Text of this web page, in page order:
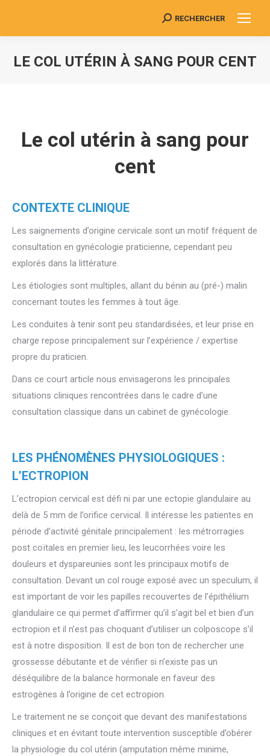
Search:
RECHERCHER
LE COL UTÉRIN À SANG POUR CENT
Le col utérin à sang pour
cent
CONTEXTE CLINIQUE
Les saignements d’origine cervicale sont un motif fréquent de
consultation en gynécologie praticienne, cependant peu
explorés dans la littérature.
Les étiologies sont multiples, allant du bénin au (pré-) malin
concernant toutes les femmes à tout âge.
Les conduites à tenir sont peu standardisées, et leur prise en
charge repose principalement sur l’expérience / expertise
propre du praticien.
Dans ce court article nous envisagerons les principales
situations cliniques rencontrées dans le cadre d’une
consultation classique dans un cabinet de gynécologie.
LES PHÉNOMÈNES PHYSIOLOGIQUES :
L’ECTROPION
L’ectropion cervical est défi ni par une ectopie glandulaire au
delà de 5 mm de l’orifice cervical. Il intéresse les patientes en
période d’activité génitale principalement : les métrorragies
post coïtales en premier lieu, les leucorrhées voire les
douleurs et dyspareunies sont les principaux motifs de
consultation. Devant un col rouge exposé avec un speculum, il
est important de voir les papilles recouvertes de l’épithélium
glandulaire ce qui permet d’affirmer qu’il s’agit bel et bien d’un
ectropion et il n’est pas choquant d’utiliser un colposcope s’il
est à notre disposition. Il est de bon ton de rechercher une
grossesse débutante et de vérifier si n’existe pas un
déséquilibre de la balance hormonale en faveur des
estrogènes à l’origine de cet ectropion.
Le traitement ne se conçoit que devant des manifestations
cliniques et en évitant toute intervention susceptible d’obérer
la physiologie du col utérin (amputation même minime,